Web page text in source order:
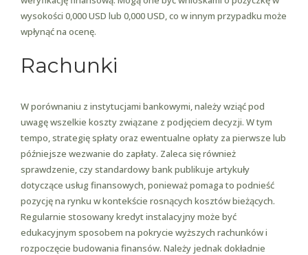
wysokości 0,000 USD lub 0,000 USD, co w innym przypadku może
wpłynąć na ocenę.
Rachunki
W porównaniu z instytucjami bankowymi, należy wziąć pod
uwagę wszelkie koszty związane z podjęciem decyzji. W tym
tempo, strategię spłaty oraz ewentualne opłaty za pierwsze lub
późniejsze wezwanie do zapłaty. Zaleca się również
sprawdzenie, czy standardowy bank publikuje artykuły
dotyczące usług finansowych, ponieważ pomaga to podnieść
pozycję na rynku w kontekście rosnących kosztów bieżących.
Regularnie stosowany kredyt instalacyjny może być
edukacyjnym sposobem na pokrycie wyższych rachunków i
rozpoczęcie budowania finansów. Należy jednak dokładnie